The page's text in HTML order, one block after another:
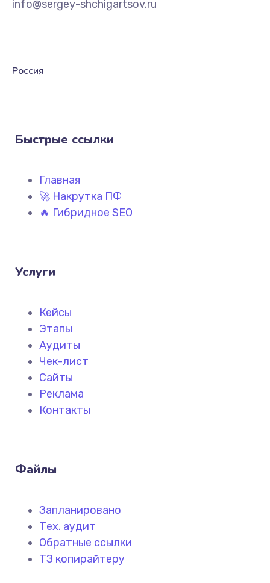
info@sergey-shchigartsov.ru
Россия
Быстрые ссылки
Главная
🚀 Накрутка ПФ
🔥 Гибридное SEO
Услуги
Кейсы
Этапы
Аудиты
Чек-лист
Сайты
Реклама
Контакты
Файлы
Запланировано
Тех. аудит
Обратные ссылки
ТЗ копирайтеру